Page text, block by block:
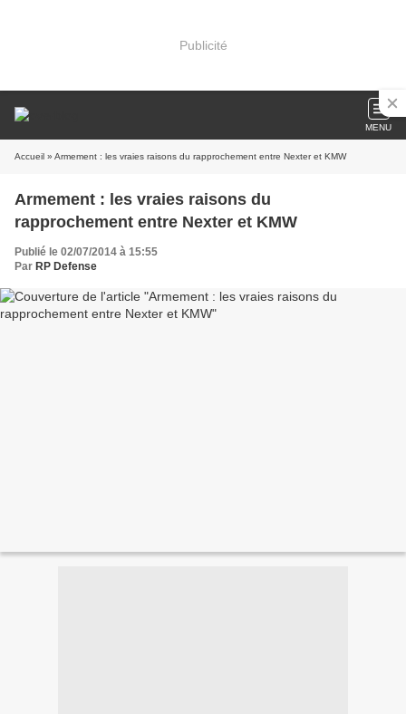
Publicité
MENU
Accueil » Armement : les vraies raisons du rapprochement entre Nexter et KMW
Armement : les vraies raisons du
rapprochement entre Nexter et KMW
Publié le 02/07/2014 à 15:55
Par RP Defense